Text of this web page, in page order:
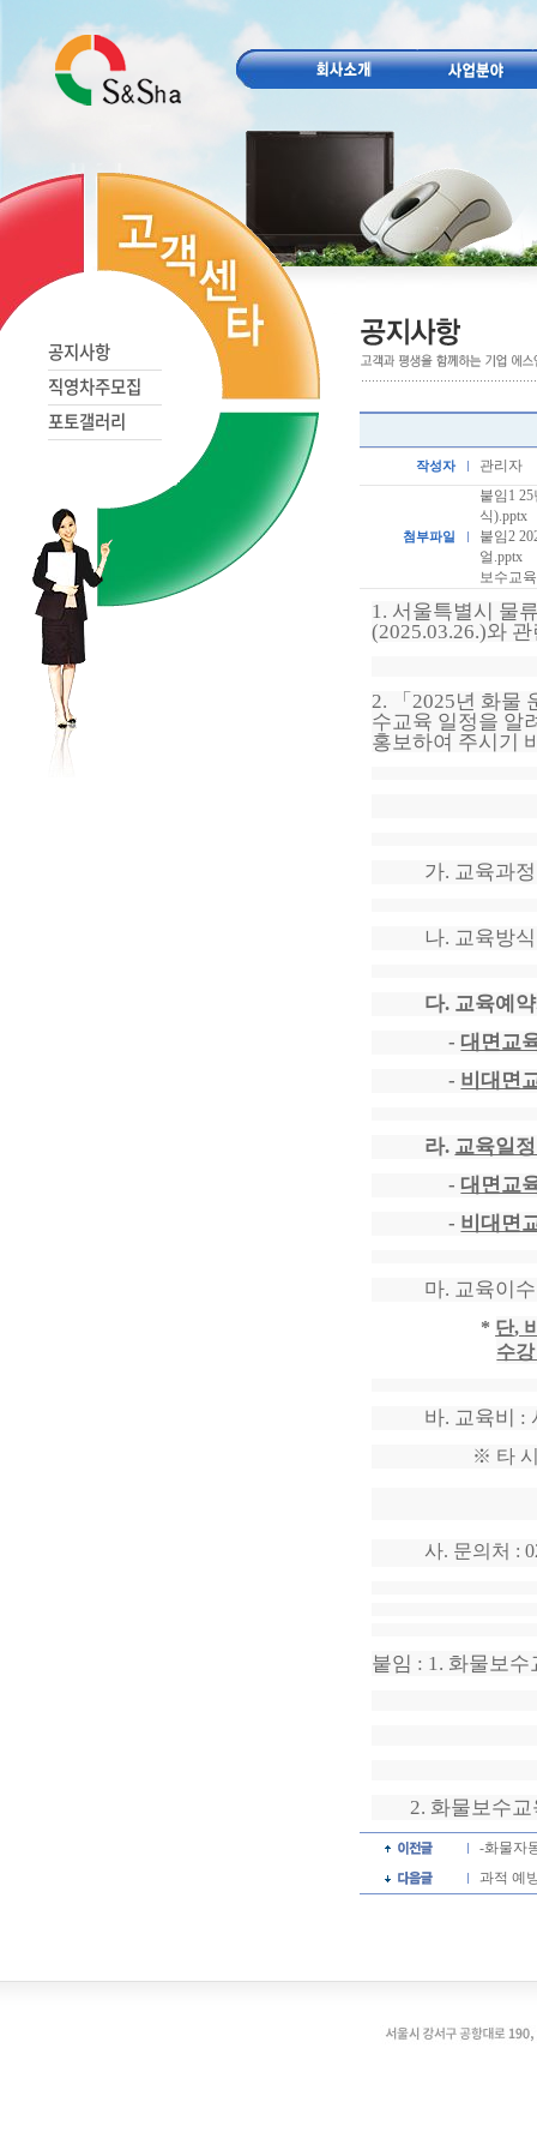
공지사항
직영차주모집
포토갤러리
작성자 관리자
첨부파일
붙임1
식).pptx
붙임2
얼.pptx
보수교
1. 서울특별시 물
(2025.03.26.)와
2. 「 2025년 화물
수교육 일정을 알
홍보하여 주시기
가. 교육과
나. 교육방
다. 교육예
- 대면교
- 비대면
라. 교육일
- 대면교
- 비대면
마. 교육이
* 단,
수
바. 교육비 :
※ 타
사. 문의처 :
붙임 : 1. 화물보수
2. 화물보수
-화물자
과적 예